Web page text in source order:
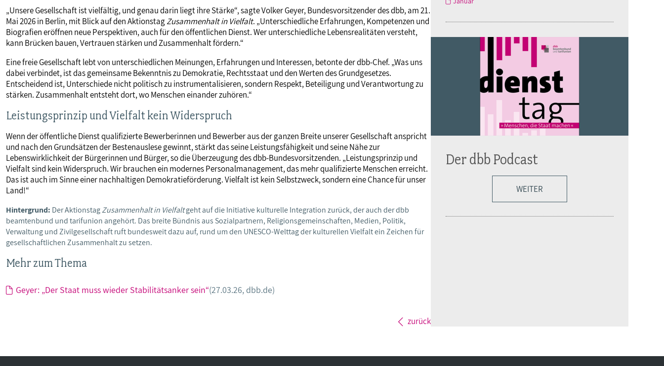
„Unsere Gesellschaft ist vielfältig, und genau darin liegt ihre Stärke“, sagte Volker Geyer, Bundesvorsitzender des dbb, am 21.
Mai 2026 in Berlin, mit Blick auf den AktionstagZusammenhalt in Vielfalt. „Unterschiedliche Erfahrungen, Kompetenzen und
Biografien eröffnen neue Perspektiven, auch für den öffentlichen Dienst. Wer unterschiedliche Lebensrealitäten versteht,
kann Brücken bauen, Vertrauen stärken und Zusammenhalt fördern.“
Eine freie Gesellschaft lebt von unterschiedlichen Meinungen, Erfahrungen und Interessen, betonte der dbb-Chef. „Was uns
dabei verbindet, ist das gemeinsame Bekenntnis zu Demokratie, Rechtsstaat und den Werten des Grundgesetzes.
Entscheidend ist, Unterschiede nicht politisch zu instrumentalisieren, sondern Respekt, Beteiligung und Verantwortung zu
stärken. Zusammenhalt entsteht dort, wo Menschen einander zuhören.“
Leistungsprinzip und Vielfalt kein Widerspruch
Wenn der öffentliche Dienst qualifizierte Bewerberinnen und Bewerber aus der ganzen Breite unserer Gesellschaft anspricht
und nach den Grundsätzen der Bestenauslese gewinnt, stärkt das seine Leistungsfähigkeit und seine Nähe zur
Lebenswirklichkeit der Bürgerinnen und Bürger, so die Überzeugung des dbb-Bundesvorsitzenden. „Leistungsprinzip und
Vielfalt sind kein Widerspruch. Wir brauchen ein modernes Personalmanagement, das mehr qualifizierte Menschen erreicht.
Das ist auch im Sinne einer nachhaltigen Demokratieförderung. Vielfalt ist kein Selbstzweck, sondern eine Chance für unser
Land!“
Hintergrund: Der AktionstagZusammenhalt in Vielfaltgeht auf die Initiative kulturelle Integration zurück, der auch der dbb
beamtenbund und tarifunion angehört. Das breite Bündnis aus Sozialpartnern, Religionsgemeinschaften, Medien, Politik,
Verwaltung und Zivilgesellschaft ruft bundesweit dazu auf, rund um den UNESCO-Welttag der kulturellen Vielfalt ein Zeichen für
gesellschaftlichen Zusammenhalt zu setzen.
Mehr zum Thema
Geyer: „Der Staat muss wieder Stabilitätsanker sein“(27.03.26, dbb.de)
zurück
Der dbb Podcast
WEITER